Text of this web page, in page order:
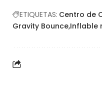
ETIQUETAS: Centro de
Gravity Bounce Inflable